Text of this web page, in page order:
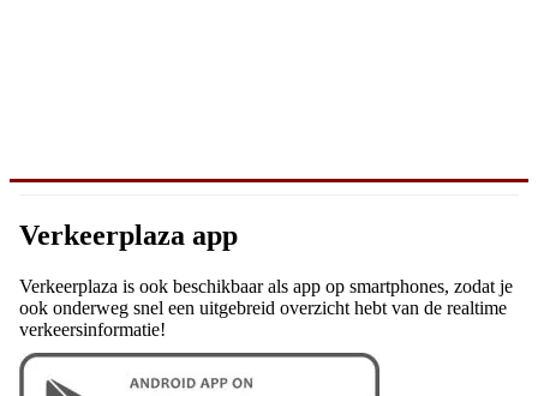
Verkeerplaza app
Verkeerplaza is ook beschikbaar als app op smartphones, zodat je
ook onderweg snel een uitgebreid overzicht hebt van de realtime
verkeersinformatie!